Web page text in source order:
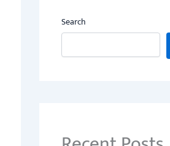
Search